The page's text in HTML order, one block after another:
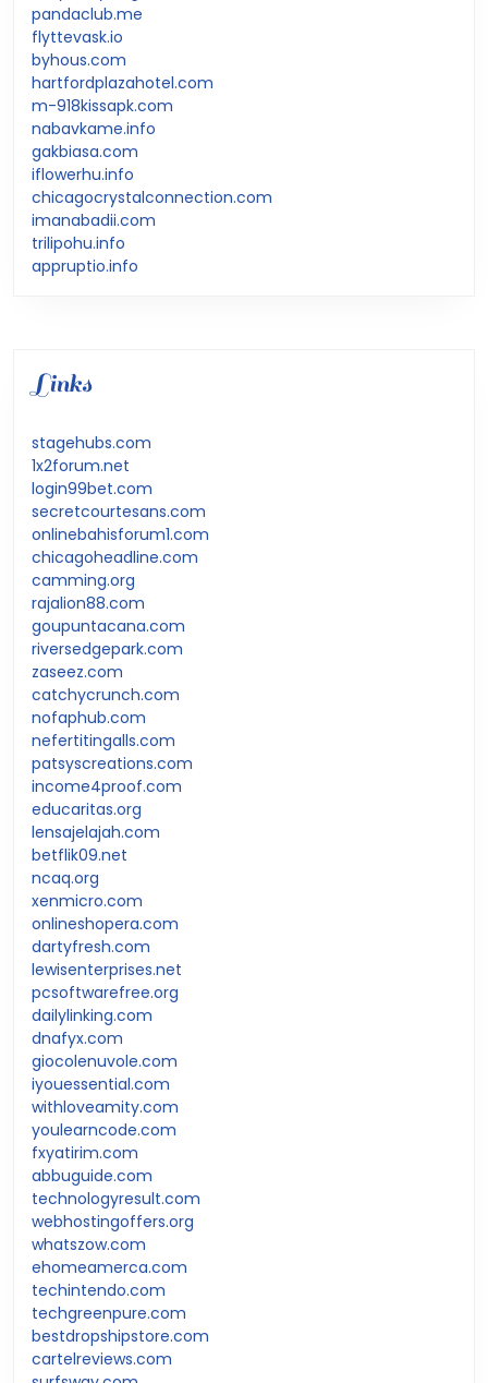
pandaclub.me
flyttevask.io
byhous.com
hartfordplazahotel.com
m-918kissapk.com
nabavkame.info
gakbiasa.com
iflowerhu.info
chicagocrystalconnection.com
imanabadii.com
trilipohu.info
appruptio.info
Links
stagehubs.com
1x2forum.net
login99bet.com
secretcourtesans.com
onlinebahisforum1.com
chicagoheadline.com
camming.org
rajalion88.com
goupuntacana.com
riversedgepark.com
zaseez.com
catchycrunch.com
nofaphub.com
nefertitingalls.com
patsyscreations.com
income4proof.com
educaritas.org
lensajelajah.com
betflik09.net
ncaq.org
xenmicro.com
onlineshopera.com
dartyfresh.com
lewisenterprises.net
pcsoftwarefree.org
dailylinking.com
dnafyx.com
giocolenuvole.com
iyouessential.com
withloveamity.com
youlearncode.com
fxyatirim.com
abbuguide.com
technologyresult.com
webhostingoffers.org
whatszow.com
ehomeamerca.com
techintendo.com
techgreenpure.com
bestdropshipstore.com
cartelreviews.com